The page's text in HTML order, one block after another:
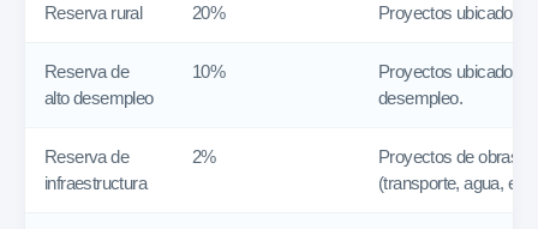
Reserva rural 20% Proyectos ubicados
Reserva de
alto desempleo
10%
Proyectos ubicados
desempleo.
Reserva de
infraestructura
2%
Proyectos de obras
(transporte, agua,